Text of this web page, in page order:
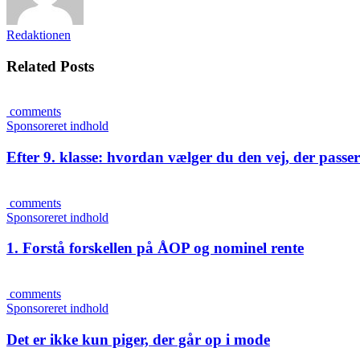
Redaktionen
Related Posts
comments
Sponsoreret indhold
Efter 9. klasse: hvordan vælger du den vej, der
comments
Sponsoreret indhold
1. Forstå forskellen på ÅOP og nominel rente
comments
Sponsoreret indhold
Det er ikke kun piger, der går op i mode